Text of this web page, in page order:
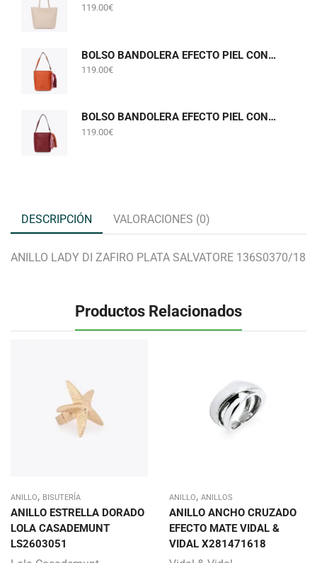
119.00€
BOLSO BANDOLERA EFECTO PIEL CON POMPONES NARANJA LOLA CASADEMUNT LF2604058
119.00€
BOLSO BANDOLERA EFECTO PIEL CON POMPONES BURDEOS LOLA CASADEMUNT LF2604058
119.00€
DESCRIPCIÓN VALORACIONES (0)
ANILLO LADY DI ZAFIRO PLATA SALVATORE 136S0370/18
Productos Relacionados
ANILLO, BISUTERÍA
ANILLO ESTRELLA DORADO
LOLA CASADEMUNT
LS2603051
ANILLO, ANILLOS
ANILLO ANCHO CRUZADO
EFECTO MATE VIDAL &
VIDAL X281471618